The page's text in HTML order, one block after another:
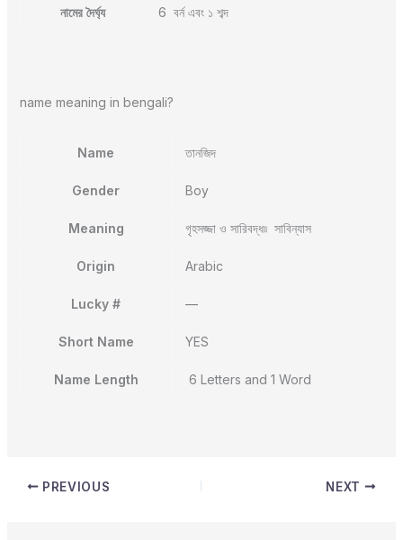
নামের দৈর্ঘ্য 6 বর্ন এবং ১ শব্দ
name meaning in bengali?
Name তানজিদ
Gender Boy
Meaning গৃহসজ্জা ও সারিবদ্ধ৷৷ সাবিন্যাস
Origin Arabic
Lucky # —
Short Name YES
Name Length 6 Letters and 1 Word
PREVIOUS NEXT